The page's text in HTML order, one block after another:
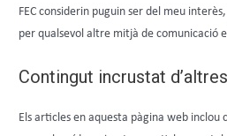
FEC considerin puguin ser del meu
per qualsevol altre mitjà de comunicació
Contingut incrustat
Els articles en aquesta pàgina web